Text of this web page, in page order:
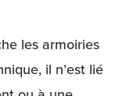
les armoiries
il n’est lié